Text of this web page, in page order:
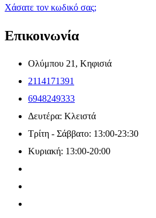
Χάσατε τον κωδικό σας;
Επικοινωνία
Ολύμπου 21, Κηφισιά
2114171391
6948249333
Δευτέρα: Κλειστά
Τρίτη - Σάββατο: 13:00-23:30
Κυριακή: 13:00-20:00